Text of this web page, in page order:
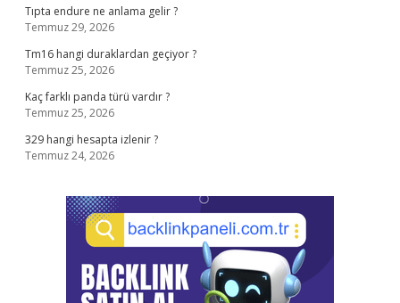
Tıpta endure ne anlama gelir ?
Temmuz 29, 2026
Tm16 hangi duraklardan geçiyor ?
Temmuz 25, 2026
Kaç farklı panda türü vardır ?
Temmuz 25, 2026
329 hangi hesapta izlenir ?
Temmuz 24, 2026